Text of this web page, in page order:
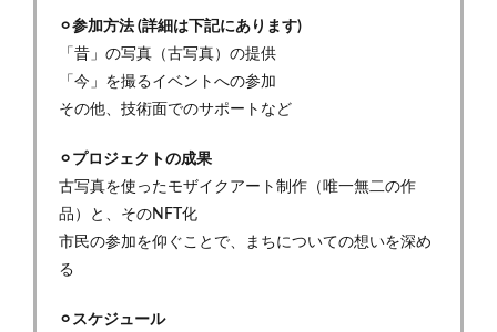
⚪︎参加方法 (詳細は下記にあります)
「昔」の写真（古写真）の提供
「今」を撮るイベントへの参加
その他、技術面でのサポートなど
⚪︎プロジェクトの成果
古写真を使ったモザイクアート制作（唯一無二の作
品）と、そのNFT化
市民の参加を仰ぐことで、まちについての想いを深め
る
⚪︎スケジュール